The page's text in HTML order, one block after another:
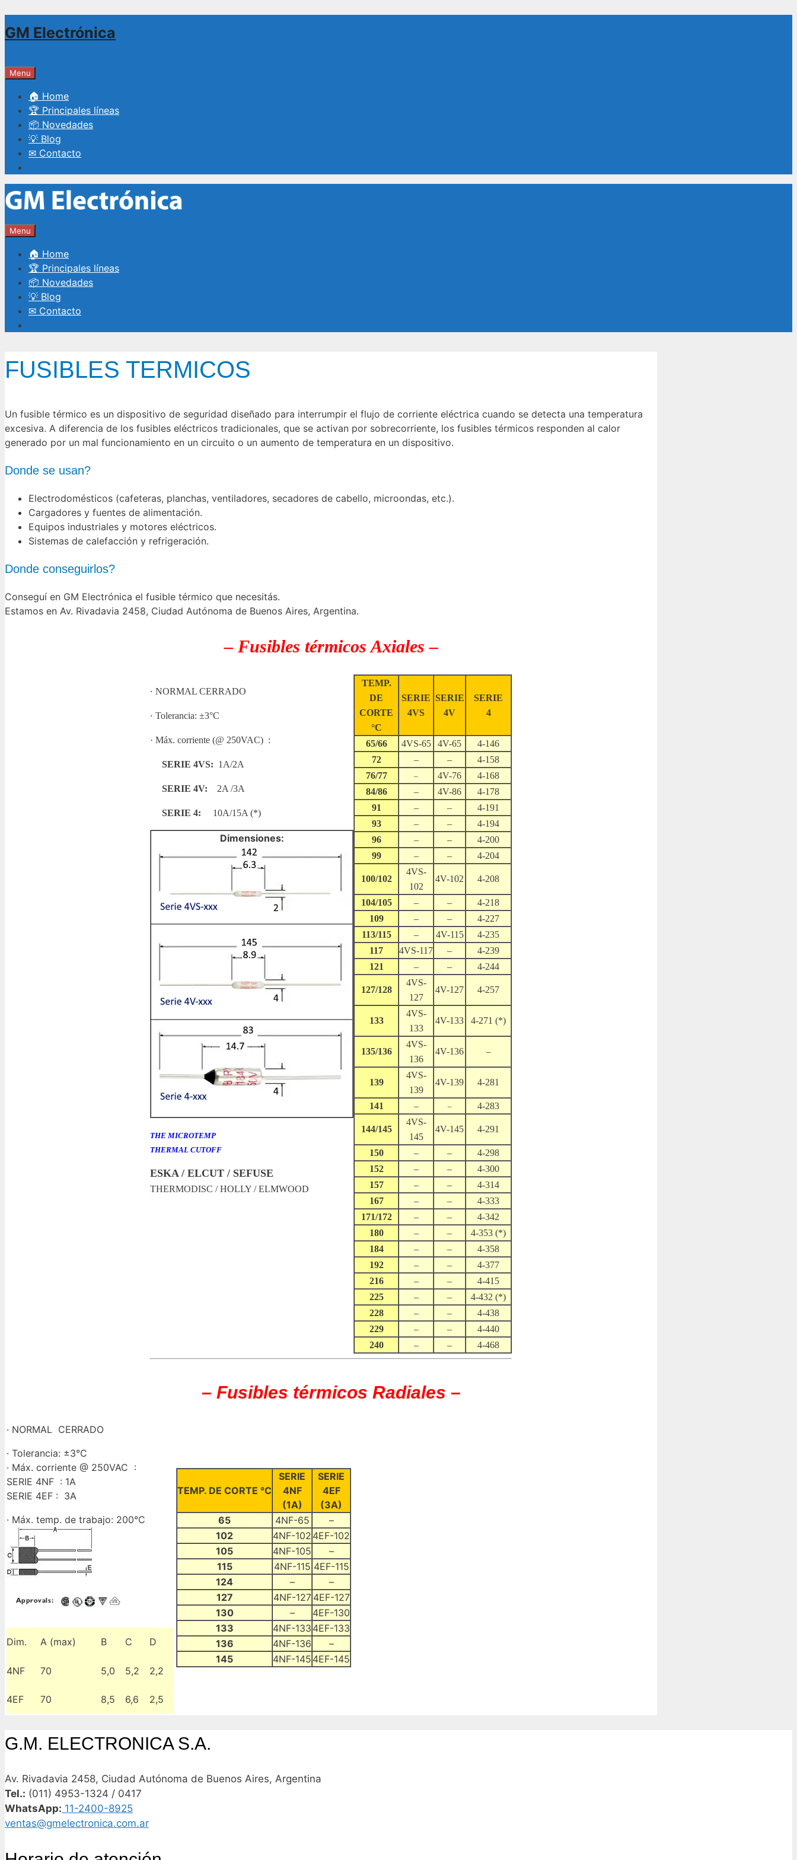
al
GM Electrónica
Menu
🏠 Home
🏆 Principales líneas
📦 Novedades
💡 Blog
✉ Contacto
Menu
🏠 Home
🏆 Principales líneas
📦 Novedades
💡 Blog
✉ Contacto
FUSIBLES TERMICOS
Un fusible térmico es un dispositivo de seguridad diseñado para interrumpir el flujo de corriente eléctrica cuando se detecta una temperatura
excesiva. A diferencia de los fusibles eléctricos tradicionales, que se activan por sobrecorriente, los fusibles térmicos responden al calor
generado por un mal funcionamiento en un circuito o un aumento de temperatura en un dispositivo.
Donde se usan?
Electrodomésticos (cafeteras, planchas, ventiladores, secadores de cabello, microondas, etc.).
Cargadores y fuentes de alimentación.
Equipos industriales y motores eléctricos.
Sistemas de calefacción y refrigeración.
Donde conseguirlos?
Conseguí en GM Electrónica el fusible térmico que necesitás.
Estamos en Av. Rivadavia 2458, Ciudad Autónoma de Buenos Aires, Argentina.
– Fusibles térmicos Axiales –
· NORMAL CERRADO
· Tolerancia: ±3°C
· Máx. corriente (@ 250VAC) :
SERIE 4VS: 1A/2A
SERIE 4V: 2A /3A
SERIE 4: 10A/15A (*)
Dimensiones:
THE MICROTEMP
THERMAL CUTOFF
ESKA / ELCUT / SEFUSE
THERMODISC / HOLLY / ELMWOOD
TEMP.
DE
CORTE
°C
SERIE
4VS
SERIE
4V
SERIE
4
65/66 4VS-65 4V-65
4-146
72
– –
4-158
76/77
– 4V-76
4-168
84/86
– 4V-86
4-178
91
– –
4-191
93
– –
4-194
96
– –
4-200
99
– – 4-204
100/102
4VS-
102
4V-102 4-208
104/105 – –
4-218
109
– –
4-227
113/115
– 4V-115
4-235
117
4VS-117 –
4-239
121
– – 4-244
127/128
4VS-
127
4V-127 4-257
133
4VS-
133
4V-133 4-271 (*)
135/136
4VS-
136
4V-136 –
139
4VS-
139
4V-139 4-281
141 – – 4-283
144/145
4VS-
145
4V-145 4-291
150 – –
4-298
152
– –
4-300
157
– –
4-314
167
– –
4-333
171/172
– –
4-342
180
– –
4-353 (*)
184
– –
4-358
192
– –
4-377
216
– –
4-415
225
– –
4-432 (*)
228
– –
4-438
229
– –
4-440
240
– – 4-468
– Fusibles térmicos Radiales –
· NORMAL CERRADO
· Tolerancia: ±3°C
· Máx. corriente @ 250VAC :
SERIE 4NF : 1A
SERIE 4EF : 3A
· Máx. temp. de trabajo: 200°C
Dim. A (max) B C D
4NF 70 5,0 5,2 2,2
4EF 70 8,5 6,6 2,5
TEMP. DE CORTE °C
SERIE
4NF
(1A)
SERIE
4EF
(3A)
65
4NF-65
–
102
4NF-102 4EF-102
105
4NF-105
–
115
4NF-115 4EF-115
124
–
–
127
4NF-127 4EF-127
130
–
4EF-130
133
4NF-133 4EF-133
136
4NF-136
–
145
4NF-145 4EF-145
G.M. ELECTRONICA S.A.
Av. Rivadavia 2458, Ciudad Autónoma de Buenos Aires, Argentina
Tel.: (011) 4953-1324 / 0417
WhatsApp: 11-2400-8925
ventas@gmelectronica.com.ar